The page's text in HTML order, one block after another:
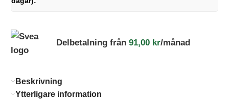
Delbetalning från 91,00 kr/månad
Beskrivning
Ytterligare information